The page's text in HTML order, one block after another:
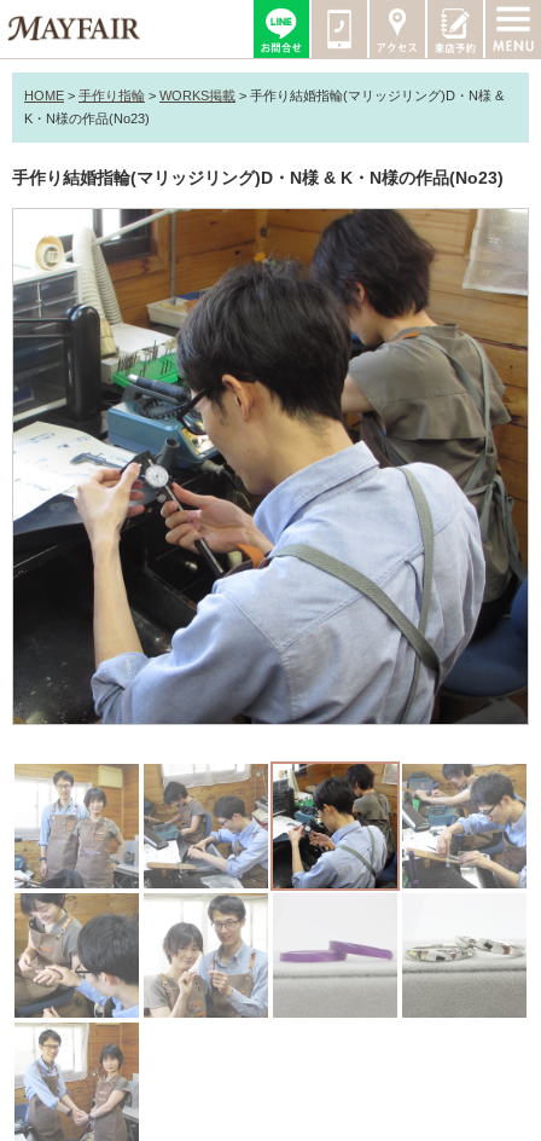
HOME > 手作り指輪 > WORKS掲載 > 手作り結婚指輪(マリッジリング)D・N様 &
K・N様の作品(No23)
手作り結婚指輪(マリッジリング)D・N様 & K・N様の作品(No23)